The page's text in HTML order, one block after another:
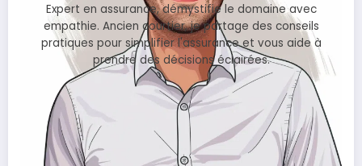
Expert en assurance, démystifie le domaine avec
empathie. Ancien courtier, je partage des conseils
pratiques pour simplifier l'assurance et vous aide à
prendre des décisions éclairées.